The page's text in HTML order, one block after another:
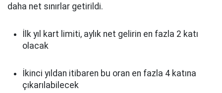
daha net sınırlar getirildi.
İlk yıl kart limiti, aylık net gelirin en fazla 2 katı
olacak
İkinci yıldan itibaren bu oran en fazla 4 katına
çıkarılabilecek